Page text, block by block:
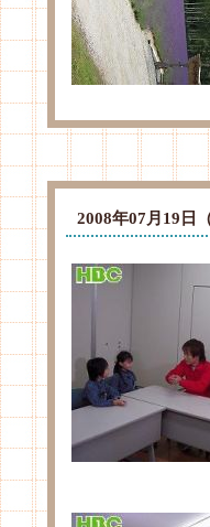
2008年07月19